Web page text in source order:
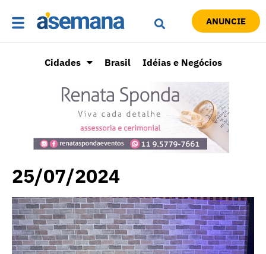
ANUNCIE
Cidades Brasil Idéias e Negócios
25/07/2024